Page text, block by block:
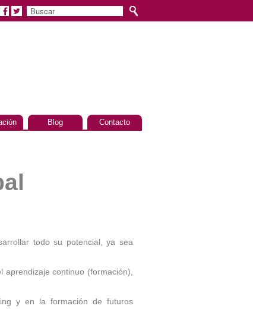
Blog Contacto
todo su potencial, ya sea
continuo (formación),
y en la formación de futuros